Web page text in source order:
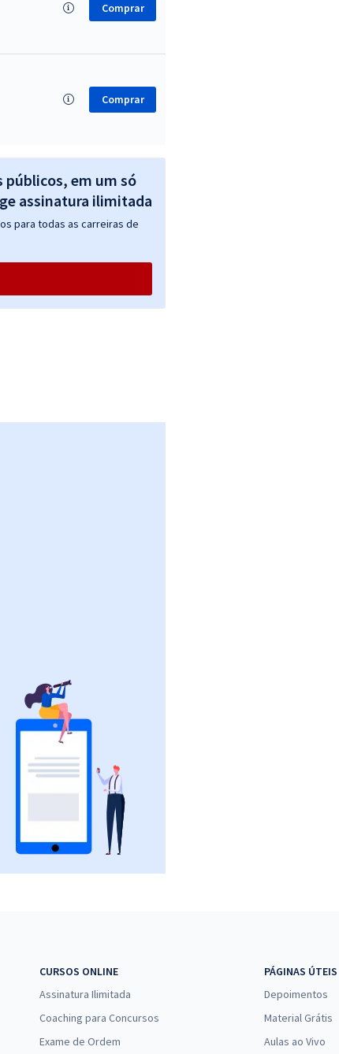
Comprar
Comprar
públicos, em um só
para todas as carreiras de
CURSOS ONLINE
Assinatura Ilimitada
Coaching para Concursos
Exame de Ordem
PÁGINAS ÚTEIS
Depoimentos
Material Grátis
Aulas ao Vivo